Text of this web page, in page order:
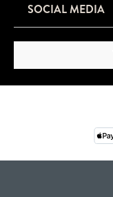
SOCIAL MEDIA